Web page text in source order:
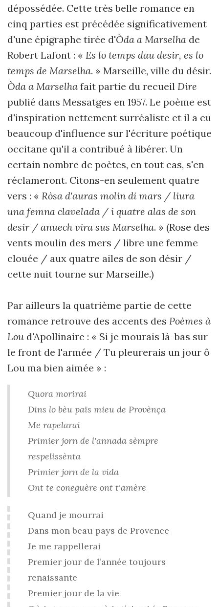
dépossédée. Cette très belle romance en
cinq parties est précédée significativement
d'une épigraphe tirée d'Òda a Marselha de
Robert Lafont : « Es lo temps dau desir, es lo
temps de Marselha. » Marseille, ville du désir.
Òda a Marselha fait partie du recueil Dire
publié dans Messatges en 1957. Le poème est
d'inspiration nettement surréaliste et il a eu
beaucoup d'influence sur l'écriture poétique
occitane qu'il a contribué à libérer. Un
certain nombre de poètes, en tout cas, s'en
réclameront. Citons-en seulement quatre
vers : « Ròsa d'auras molin di mars / liura
una femna clavelada / i quatre alas de son
desir / anuech vira sus Marselha. » (Rose des
vents moulin des mers / libre une femme
clouée / aux quatre ailes de son désir /
cette nuit tourne sur Marseille.)
Par ailleurs la quatrième partie de cette
romance retrouve des accents des Poèmes à
Lou d'Apollinaire : « Si je mourais là-bas sur
le front de l'armée / Tu pleurerais un jour ô
Lou ma bien aimée » :
Quora morirai
Dins lo bèu païs mieu de Provènça
Me rapelarai
Primier jorn de l'annada sèmpre
respelissènta
Primier jorn de la vida
Ont te coneguère ont t'amère
Quand je mourrai
Dans mon beau pays de Provence
Je me rappellerai
Premier jour de l’année toujours
renaissante
Premier jour de la vie